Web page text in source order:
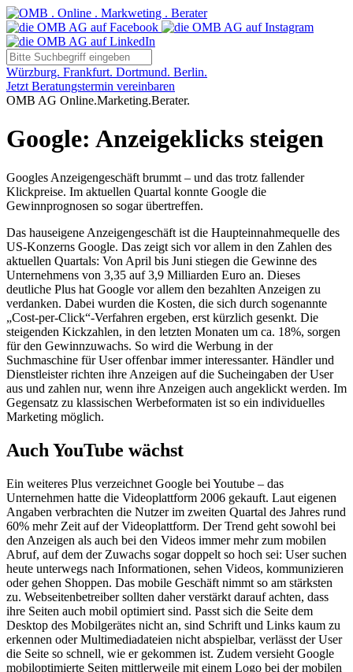
Würzburg. Frankfurt. Dortmund. Berlin.
Jetzt Beratungstermin vereinbaren
OMB AG Online.Marketing.Berater.
Google: Anzeigeklicks steigen
Googles Anzeigengeschäft brummt – und das trotz fallender
Klickpreise. Im aktuellen Quartal konnte Google die
Gewinnprognosen so sogar übertreffen.
Das hauseigene Anzeigengeschäft ist die Haupteinnahmequelle des
US-Konzerns Google. Das zeigt sich vor allem in den Zahlen des
aktuellen Quartals: Von April bis Juni stiegen die Gewinne des
Unternehmens von 3,35 auf 3,9 Milliarden Euro an. Dieses
deutliche Plus hat Google vor allem den bezahlten Anzeigen zu
verdanken. Dabei wurden die Kosten, die sich durch sogenannte
„Cost-per-Click“-Verfahren ergeben, erst kürzlich gesenkt. Die
steigenden Kickzahlen, in den letzten Monaten um ca. 18%, sorgen
für den Gewinnzuwachs. So wird die Werbung in der
Suchmaschine für User offenbar immer interessanter. Händler und
Dienstleister richten ihre Anzeigen auf die Sucheingaben der User
aus und zahlen nur, wenn ihre Anzeigen auch angeklickt werden. Im
Gegensatz zu klassischen Werbeformaten ist so ein individuelles
Marketing möglich.
Auch YouTube wächst
Ein weiteres Plus verzeichnet Google bei Youtube – das
Unternehmen hatte die Videoplattform 2006 gekauft. Laut eigenen
Angaben verbrachten die Nutzer im zweiten Quartal des Jahres rund
60% mehr Zeit auf der Videoplattform. Der Trend geht sowohl bei
den Anzeigen als auch bei den Videos immer mehr zum mobilen
Abruf, auf dem der Zuwachs sogar doppelt so hoch sei: User suchen
heute unterwegs nach Informationen, sehen Videos, kommunizieren
oder gehen Shoppen. Das mobile Geschäft nimmt so am stärksten
zu. Webseitenbetreiber sollten daher verstärkt darauf achten, dass
ihre Seiten auch mobil optimiert sind. Passt sich die Seite dem
Desktop des Mobilgerätes nicht an, sind Schrift und Links kaum zu
erkennen oder Multimediadateien nicht abspielbar, verlässt der User
die Seite so schnell, wie er gekommen ist. Zudem versieht Google
mobiloptimierte Seiten mittlerweile mit einem Logo bei der mobilen